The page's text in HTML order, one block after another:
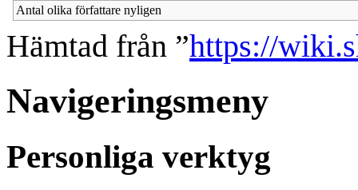
Antal olika författare nyligen
Hämtad från ”https://
Navigeringsmeny
Personliga verktyg